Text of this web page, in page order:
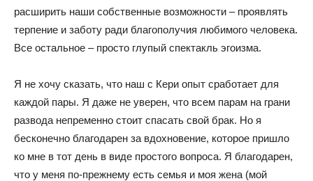
расширить наши собственные возможности – проявлять
терпение и заботу ради благополучия любимого человека.
Все остальное – просто глупый спектакль эгоизма.
Я не хочу сказать, что наш с Кери опыт сработает для
каждой пары. Я даже не уверен, что всем парам на грани
развода непременно стоит спасать свой брак. Но я
бесконечно благодарен за вдохновение, которое пришло
ко мне в тот день в виде простого вопроса. Я благодарен,
что у меня по-прежнему есть семья и моя жена (мой